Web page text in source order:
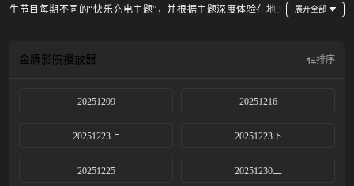
生节目每期不同的“快乐充电主题”，并根据主题深度体验在地文
金牌影院播放器 排序
20251209 20251216
20251223上 20251223下
20251225 20251230上